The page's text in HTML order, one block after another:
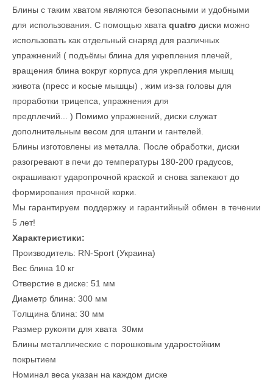
Блины с таким хватом являются безопасными и удобными
для использования. С помощью хвата quatro диски можно
использовать как отдельный снаряд для различных
упражнений ( подъёмы блина для укрепления плечей,
вращения блина вокруг корпуса для укрепления мышц
живота (пресс и косые мышцы) , жим из-за головы для
проработки трицепса, упражнения для
предплечий... ) Помимо упражнений, диски служат
дополнительным весом для штанги и гантелей.
Блины изготовлены из металла. После обработки, диски
разогревают в печи до температуры 180-200 градусов,
окрашивают ударопрочной краской и снова запекают до
формирования прочной корки.
Мы гарантируем поддержку и гарантийный обмен в течении
5 лет!
Характеристики:
Производитель: RN-Sport (Украина)
Вес блина 10 кг
Отверстие в диске: 51 мм
Диаметр блина: 300 мм
Толщина блина: 30 мм
Размер рукояти для хвата 30мм
Блины металлические с порошковым ударостойким
покрытием
Номинал веса указан на каждом диске